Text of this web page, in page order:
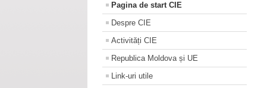
Pagina de start CIE
Despre CIE
Activități CIE
Republica Moldova și UE
Link-uri utile